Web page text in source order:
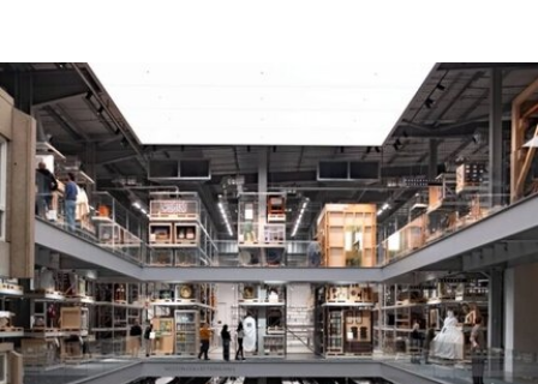
他的作品将城市空间视为承载着记忆、监视与控制
体系的活体。他常驻巴黎和雅典，其作品曾在纽约
现代艺术博物馆和伦敦当代艺术中心展出。
哈恩·内夫肯基金会是一家专注于影像艺术创作的非
营利组织，致力于扶持新兴及中生代影像艺术家。
基金会主要通过资助和委任创作，在全球范围内支
持影像新作品的创作。